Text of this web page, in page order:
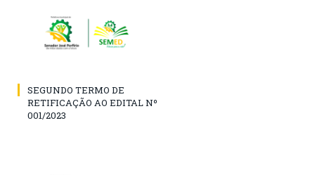
SEGUNDO TERMO DE
RETIFICAÇÃO AO EDITAL Nº
001/2023